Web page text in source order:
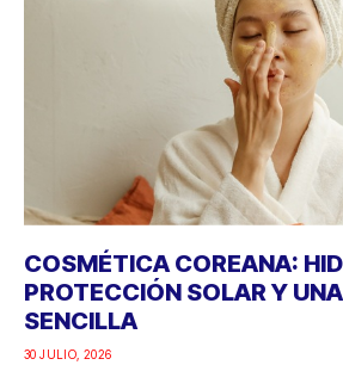
COSMÉTICA COREANA:
PROTECCIÓN SOLAR Y
SENCILLA
30 JULIO, 2026